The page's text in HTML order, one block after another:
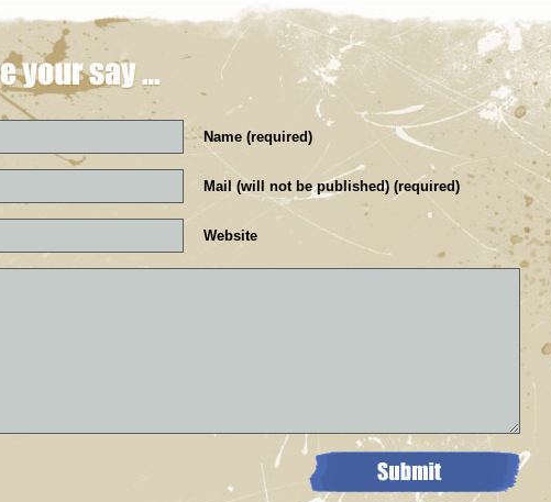
Name (required)
Mail (will not be published) (required)
Website